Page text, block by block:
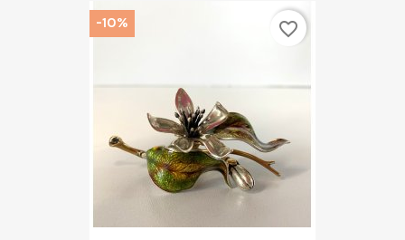
-10% favorite_border